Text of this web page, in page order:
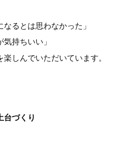
なるとは思わなかった」
持ちいい」
しんでいただいています。
台づくり